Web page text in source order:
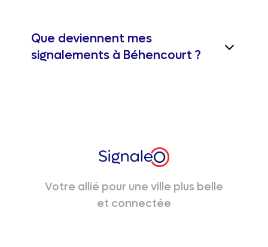
Que deviennent mes
signalements à Béhencourt ?
Votre allié pour une ville plus belle
et connectée